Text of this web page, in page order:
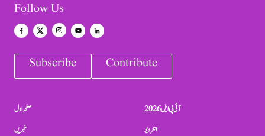
Follow Us
Subscribe Contribute
صفحہ اول
خبریں
آئی پی ایل 2026
انٹرویو